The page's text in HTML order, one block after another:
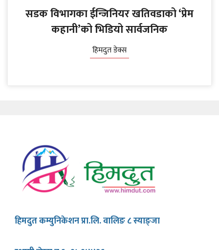
सडक विभागका ईन्जिनियर खतिवडाको ‘प्रेम
कहानी’को भिडियो सार्वजनिक
हिमदुत डेक्स
हिमदुत कम्युनिकेशन प्रा.लि. वालिङ ८ स्याङ्जा